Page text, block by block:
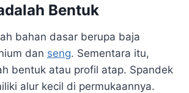
Bentuk
bahan dasar berupa baja
dan seng. Sementara itu,
bentuk atau profil atap. Spandek
alur kecil di permukaannya.